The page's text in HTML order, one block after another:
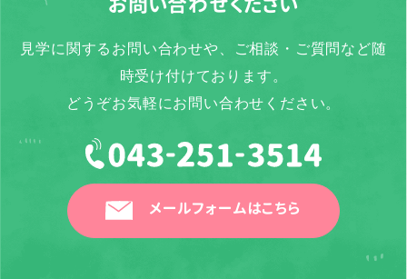
見学に関するお問い合わせや、ご相談・ご質問など随
時受け付けております。
どうぞお気軽にお問い合わせください。
メールフォームはこちら